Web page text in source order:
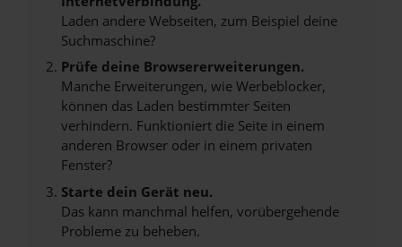
Laden andere Webseiten, zum Beispiel deine
Suchmaschine?
Prüfe deine Browsererweiterungen.
Manche Erweiterungen, wie Werbeblocker,
können das Laden bestimmter Seiten
verhindern. Funktioniert die Seite in einem
anderen Browser oder in einem privaten
Fenster?
Starte dein Gerät neu.
Das kann manchmal helfen, vorübergehende
Probleme zu beheben.